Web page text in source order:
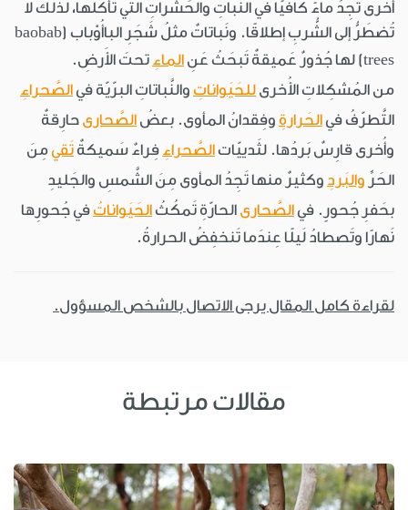
أُخرى تَجِدُ ماءً كافيًا في النَّباتِ والحَشَراتِ التي تأكُلُها، لذلك لا
تُضطَرُّ إلى الشُّربِ إطلاقًا. ونَباتاتٌ مثلُ شَجَرِ الباأُوْباب (baobab
trees) لها جُذورٌ عَميقةٌ تَبحَثُ عَنِ
الماءِ تحتَ الأَرضِ.
من المُشكِلاتِ الأُخرى للحَيَواناتِ والنَّباتاتِ البرّيّة في الصَّحراءِ
التَّطرّفُ في الحَرارةِ وفِقدانُ المأوى. بعضُ الصَّحارى حارِقةٌ
وأُخرى قارِسٌ بَردُها. لثَدييّات الصَّحراءِ فِراءٌ سَميكةٌ تَقي مِنَ
الحَرِّ والبَردِ وكثيرٌ منها تَجِدُ المأوى مِنَ الشَّمسِ والجَليدِ
بحَفرِ جُحورٍ. في الصَّحارى الحارّةِ تَمكُثُ الحَيَواناتُفي جُحورِها
نَهارًا وتَصطادُ لَيلًا عِندَما تَنخفِضُ الحرارةُ.
لقراءة كامل المقال يرجى الاتصال بالشخص المسؤول.
مقالات مرتبطة